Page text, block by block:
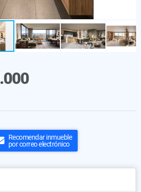
Recomendar inmueble
por correo electrónico